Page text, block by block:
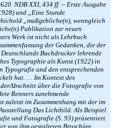
NDB XXI, 434 ff. – Erste Ausgabe
und „Eine Stunde
„maßgebliche(n), wenngleich
Publikation zur neuen
Werk ist nicht als Lehrbuch
der Gedanken, die der
Buchdrucker lehrende
Typographie als Kunst (1922) in
Typografie und den entsprechenden
hat. … Im Kontext des
über die Fotografie von
Renners zunehmende
zuletzt im Zusammenhang mit der im
Das Lichtbild. Als Beispiel
und Fotografie (S. 93) präsentiert
von ihm gestalteten Broschüre